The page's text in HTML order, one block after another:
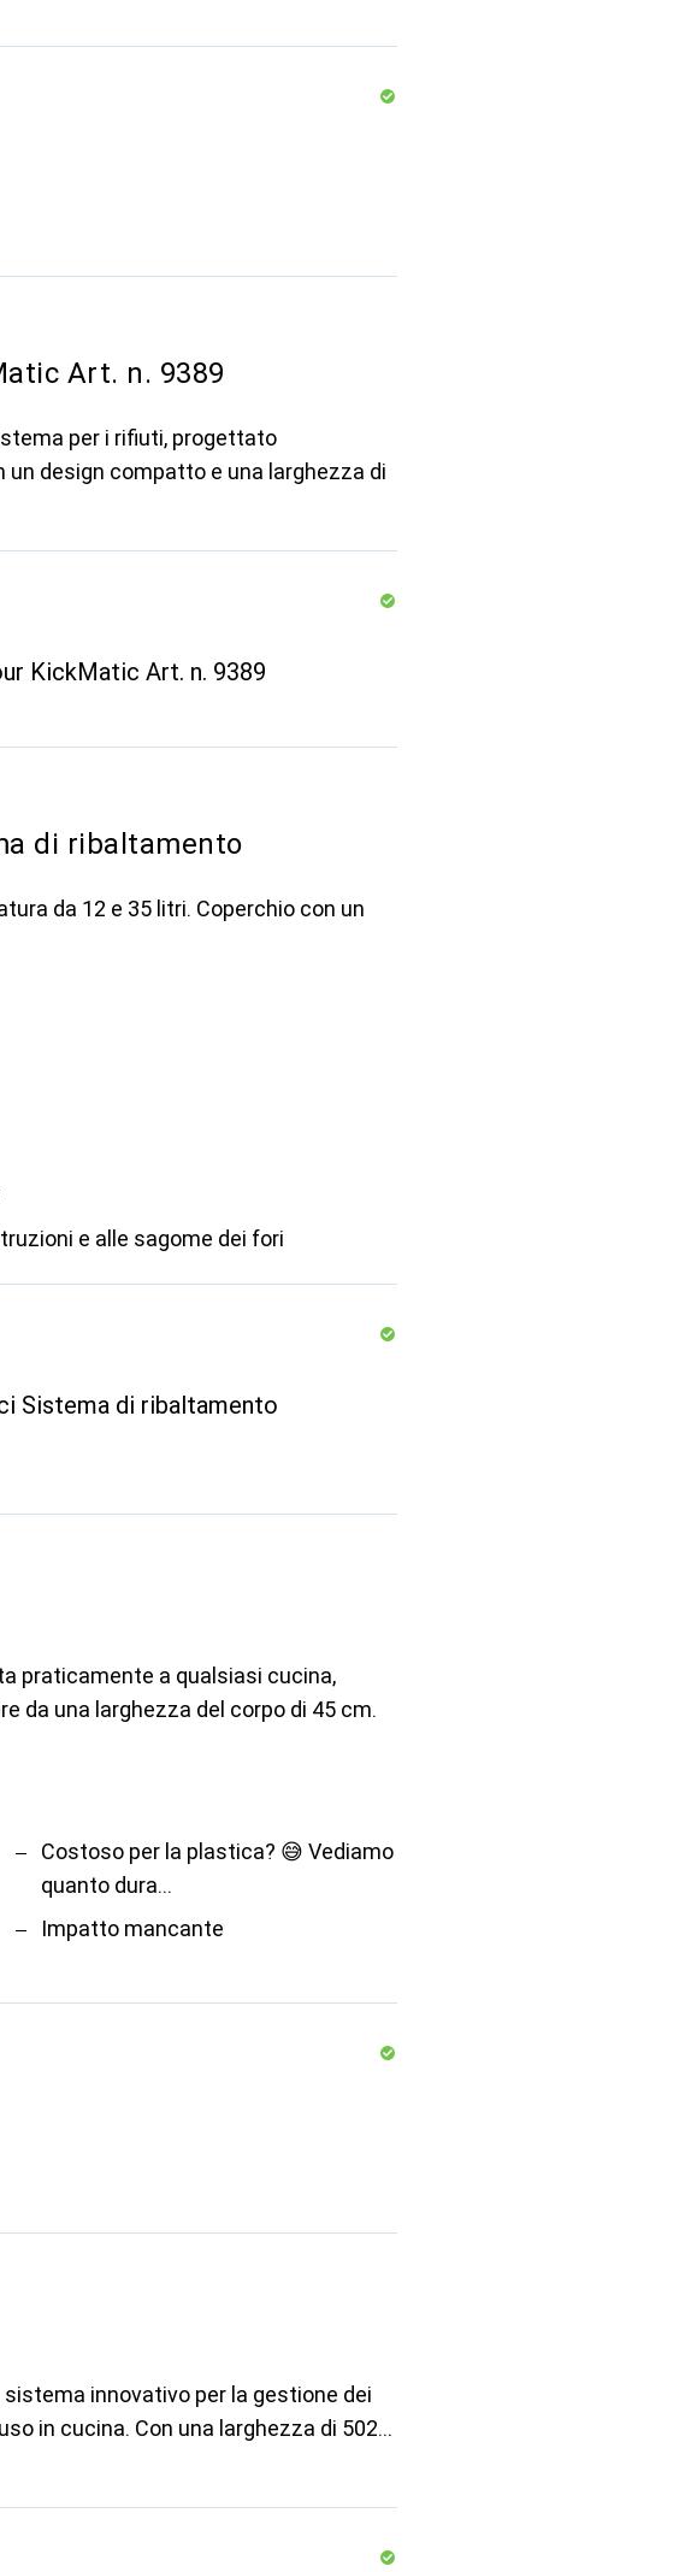
Art. n. 9389
per i rifiuti, progettato
design compatto e una larghezza di
KickMatic Art. n. 9389
di ribaltamento
da 12 e 35 litri. Coperchio con un
e alle sagome dei fori
Sistema di ribaltamento
praticamente a qualsiasi cucina,
da una larghezza del corpo di 45 cm.
Costoso per la plastica? 😅 Vediamo
quanto dura...
Impatto mancante
innovativo per la gestione dei
in cucina. Con una larghezza di 502